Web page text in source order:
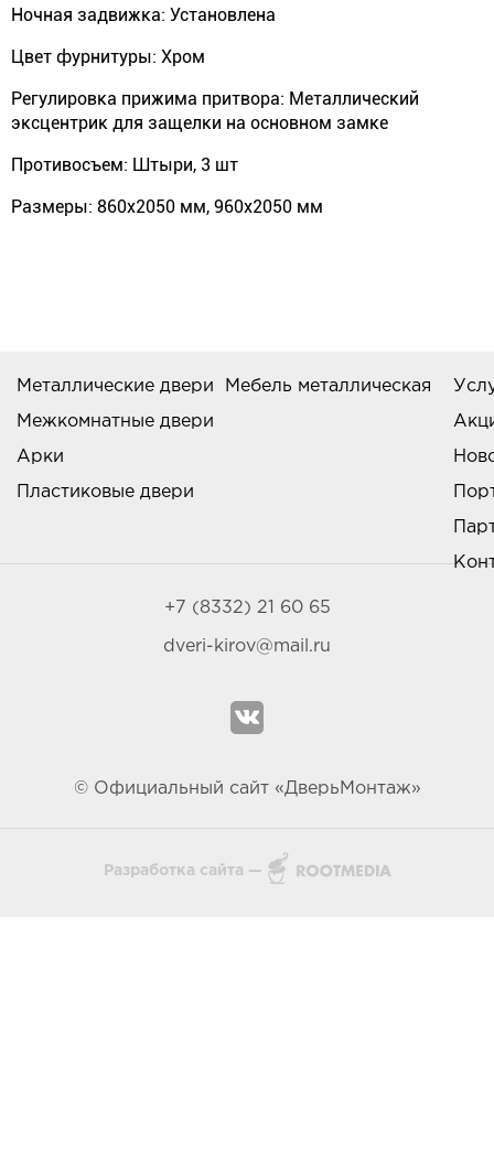
Ночная задвижка: Установлена
Цвет фурнитуры: Хром
Регулировка прижима притвора: Металлический
эксцентрик для защелки на основном замке
Противосъем: Штыри, 3 шт
Размеры: 860х2050 мм, 960х2050 мм
Металлические двери
Межкомнатные двери
Арки
Пластиковые двери
Мебель металлическая
+7 (8332) 21 60 65
dveri-kirov@mail.ru
© Официальный сайт «ДверьМонтаж»
Разработка сайта —